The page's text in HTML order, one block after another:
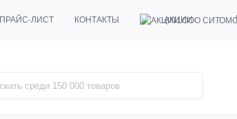
ПРАЙС-ЛИСТ КОНТАКТЫ АКЦИИ